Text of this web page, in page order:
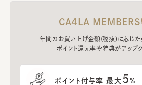
CA4LA MEMBERS
年間のお買い上げ金額(税抜)に応じた
ポイント還元率や特典がアップグ
ポイント付与率 最大 5%